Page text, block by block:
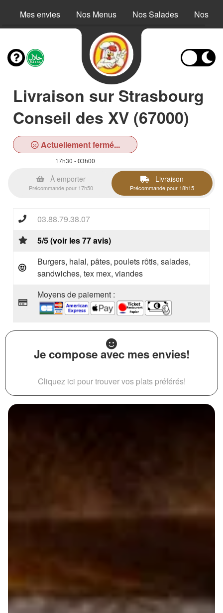
Mes envies Nos Menus Nos Salades Nos
Livraison sur Strasbourg
Conseil des XV (67000)
Actuellement fermé...
17h30 - 03h00
À emporter
Précommande pour 17h50
Livraison
Précommande pour 18h15
03.88.79.38.07
5/5 (voir les 77 avis)
Burgers, halal, pâtes, poulets rôtis, salades,
sandwiches, tex mex, viandes
Moyens de paiement :
Je compose avec mes envies!
Cliquez ici pour trouver vos plats préférés!